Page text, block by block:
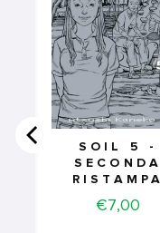
SOIL 5 -
SECONDA
RISTAMPA
Price
€7,00